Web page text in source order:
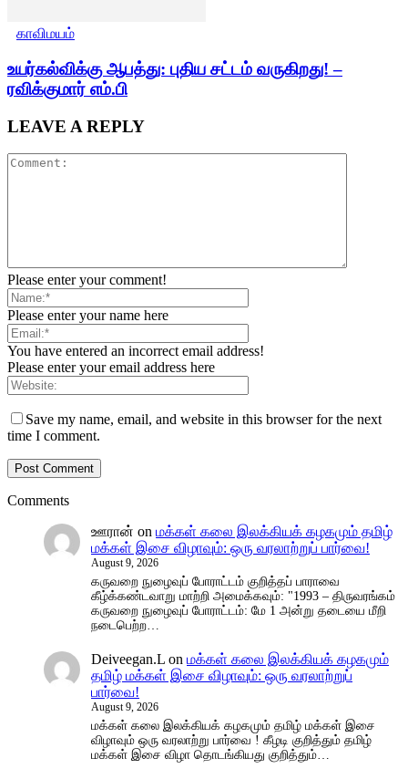
காவிமயம்
உயர்கல்விக்கு ஆபத்து: புதிய சட்டம் வருகிறது! –
ரவிக்குமார் எம்.பி
LEAVE A REPLY
Please enter your comment!
Please enter your name here
You have entered an incorrect email address!
Please enter your email address here
Save my name, email, and website in this browser for the next
time I comment.
Comments
ஊரான் on மக்கள் கலை இலக்கியக் கழகமும் தமிழ்
மக்கள் இசை விழாவும்: ஒரு வரலாற்றுப் பார்வை!
August 9, 2026
கருவறை நுழைவுப் போராட்டம் குறித்தப் பாராவை
கீழ்க்கண்டவாறு மாற்றி அமைக்கவும்: "1993 – திருவரங்கம்
கருவறை நுழைவுப் போராட்டம்: மே 1 அன்று தடையை மீறி
நடைபெற்ற…
Deiveegan.L on மக்கள் கலை இலக்கியக் கழகமும்
தமிழ் மக்கள் இசை விழாவும்: ஒரு வரலாற்றுப்
பார்வை!
August 9, 2026
மக்கள் கலை இலக்கியக் கழகமும் தமிழ் மக்கள் இசை
விழாவும் ஒரு வரலாற்று பார்வை ! கீழடி குறித்தும் தமிழ்
மக்கள் இசை விழா தொடங்கியது குறித்தும்…